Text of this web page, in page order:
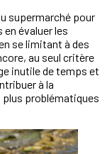
supermarché pour
évaluer les
se limitant à des
au seul critère
inutile de temps et
à la
problématiques